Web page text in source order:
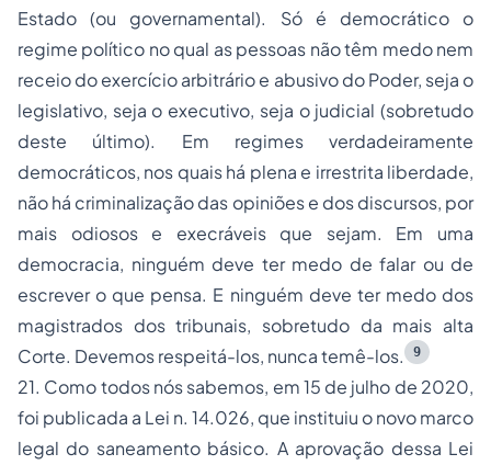
Estado (ou governamental). Só é democrático o
regime político no qual as pessoas não têm medo nem
receio do exercício arbitrário e abusivo do Poder, seja o
legislativo, seja o executivo, seja o judicial (sobretudo
deste último). Em regimes verdadeiramente
democráticos, nos quais há plena e irrestrita liberdade,
não há criminalização das opiniões e dos discursos, por
mais odiosos e execráveis que sejam. Em uma
democracia, ninguém deve ter medo de falar ou de
escrever o que pensa. E ninguém deve ter medo dos
magistrados dos tribunais, sobretudo da mais alta
Corte. Devemos respeitá-los, nunca temê-los.
9
21. Como todos nós sabemos, em 15 de julho de 2020,
foi publicada a Lei n. 14.026, que instituiu o novo marco
legal do saneamento básico. A aprovação dessa Lei